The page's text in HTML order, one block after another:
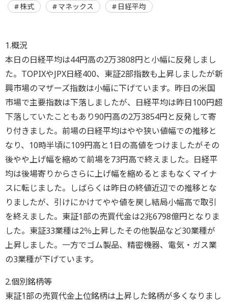
株式 マネックス 日経平均
1.概況
本日の日経平均は44円高の2万3808円と小幅に反発しまし
た。TOPIXやJPX日経400、東証2部指数も上昇しましたが新
興市場のマザーズ指数は小幅に下げています。昨日の米国
市場で主要指数は下落しましたが、日経平均は昨日100円超
下落していたこともあり90円高の2万3854円と反発して寄
り付きました。前場の日経平均はやや狭い値幅での推移と
なり、10時半頃に109円高と1日の高値をつけましたがその
後やや上げ幅を縮めて前場を73円高で終えました。日経平
均は後場寄りからさらに上げ幅を縮めるとまもなくマイナ
スに転じました。しばらくは昨日の終値近辺での推移とな
りましたが、引けにかけてやや値を戻し結局小幅高で取引
を終えました。東証1部の売買代金は2兆6798億円となりま
した。東証33業種は2％上昇したその他製品など30業種が
上昇しました。一方でゴム製品、精密機器、電気・ガス業
の3業種が下げています。
2.個別銘柄等
東証1部の売買代金上位銘柄は上昇した銘柄が多くなりまし